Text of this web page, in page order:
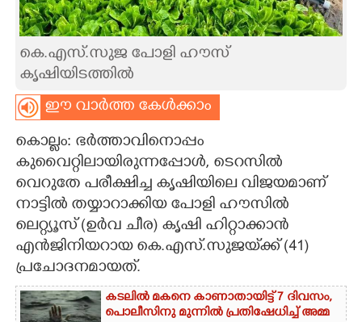
ART
ASTRO
CARTOONS
LITERATURE
ZOOM
CONTACT US
കെ.എസ്.സുജ പോളി ഹൗസ്
കൃഷിയിടത്തിൽ
ഈ വാർത്ത കേൾക്കാം
കൊല്ലം: ഭർത്താവിനൊപ്പം
കുവൈറ്റിലായിരുന്നപ്പോൾ, ടെറസിൽ
വെറുതേ പരീക്ഷിച്ച കൃഷിയിലെ വിജയമാണ്
നാട്ടിൽ തയ്യാറാക്കിയ പോളി ഹൗസിൽ
ലെറ്റ്യൂസ് (ഉർവ ചീര) കൃഷി ഹിറ്റാക്കാൻ
എൻജിനിയറായ കെ.എസ്.സുജയ്‌ക്ക് (41)
പ്രചോദനമായത്.
കടലിൽ മകനെ കാണാതായിട്ട് 7 ദിവസം,
പൊലീസിനു മുന്നിൽ പ്രതിഷേധിച്ച് അമ്മ